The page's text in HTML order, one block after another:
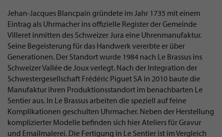
Jehan-Jacques Blancpain gründete im Jahr 1735 mit einem
Eintrag als Uhrmacher ins offizielle Register der Gemeinde
Villeret inmitten des Schweizer Jura eine Uhrenmanufaktur.
Seine Begeisterung für das Handwerk vererbte er über
Generationen. Der Standort wurde 1984 nach Le Brassus ins
Schweizer Vallée de Joux verlegt. Nach der Integration der
Schwestergesellschaft Frédéric Piguet SA in 2010 baute die
Manufaktur ihren Produktionsstandort im benachbarten Le
Sentier aus. In Le Brassus arbeiten die speziell auf feine
Komplikationen geschulten Uhrmacher. Neben der Herstellung
komplizierter Modelle befinden sich hier Ateliers für Gravur
und Emailmalerei. Die Fertigung in Le Sentier ist im Vergleich